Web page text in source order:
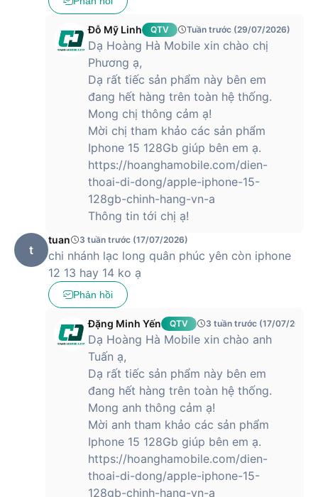
hãng là iOS 15 với những tính năng, bảo mật mới được cập
Camera 12MP với nhiều nâng cấp đáng kể
iPhone 13 được Apple trang bị 2 camera có độ phân giải
12MP với khẩu độ được mở rộng lên thành thành f/1.6 và
cảm biến góc rộng khẩu độ f1.8 giúp bắt nét mọi thứ một
cách chuẩn xác ngay cả trong môi trường thiếu sáng.
Apple cũng mang tới chế độ quay video điện ảnh Cinematic
cho iPhone 13 cho phép quay được những đoạn phim phong
cách chuyên nghiệp hơn.
Ngoài ra, nó còn được tích hợp cả công nghệ chống rung
cảm biến “sensor-shift” trước đây vốn từng chỉ xuất hiện
trên iPhone 12 Pro Max, giúp việc quay video mượt mà hơn.
Tất cả những cải tiến này đều giúp nâng cao trải nghiệm
chụp ảnh cho người dùng.
Dung lượng pin khoẻ và kết nối 5G
iPhone 13 có dung lượng pin là 3240 mAh và lớn hơn thế hệ
cũ. Theo Apple khẳng định, với sự thay đổi này, thiết bị năm
nay sẽ cho người dùng thời lượng pin nhỉnh hơn tới 2.5 giờ
so với dòng iPhone 12 năm ngoái.
Về kết nối, iPhone 13 được hỗ trợ công nghệ 5G tương thích
100% với hơn 200 nhà mạng phổ biến trên toàn thế giới, bao
gồm cả 3 nhà mạng lớn tại Việt Nam là Viettel, VinaPhone và
Hiện tại, Hoàng Hà Mobile đã trở thành nhà phân phối uỷ
Đỗ Mỹ Linh QTV Tuần trước (29/07/2026)
Dạ Hoàng Hà Mobile xin chào chị
Phương ạ,
Dạ rất tiếc sản phẩm này bên em
đang hết hàng trên toàn hệ thống.
Mong chị thông cảm ạ!
Mời chị tham khảo các sản phẩm
Iphone 15 128Gb giúp bên em ạ.
https://hoanghamobile.com/dien-
thoai-di-dong/apple-iphone-15-
128gb-chinh-hang-vn-a
Thông tin tới chị ạ!
t
tuan 3 tuần trước (17/07/2026)
chi nhánh lạc long quân phúc yên còn iphone
12 13 hay 14 ko ạ
Phản hồi
Đặng Minh Yến QTV 3 tuần trước (17/07/2026)
Dạ Hoàng Hà Mobile xin chào anh
Tuấn ạ,
Dạ rất tiếc sản phẩm này bên em
đang hết hàng trên toàn hệ thống.
Mong anh thông cảm ạ!
Mời anh tham khảo các sản phẩm
Iphone 15 128Gb giúp bên em ạ.
https://hoanghamobile.com/dien-
thoai-di-dong/apple-iphone-15-
128gb-chinh-hang-vn-a